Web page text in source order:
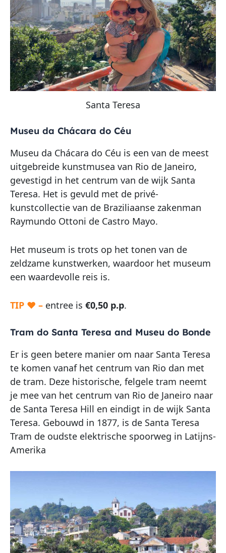
Santa Teresa
Museu da Chácara do Céu
Museu da Chácara do Céu is een van de meest
uitgebreide kunstmusea van Rio de Janeiro,
gevestigd in het centrum van de wijk Santa
Teresa. Het is gevuld met de privé-
kunstcollectie van de Braziliaanse zakenman
Raymundo Ottoni de Castro Mayo.
Het museum is trots op het tonen van de
zeldzame kunstwerken, waardoor het museum
een waardevolle reis is.
TIP ♥ – entree is €0,50 p.p.
Tram do Santa Teresa and Museu do Bonde
Er is geen betere manier om naar Santa Teresa
te komen vanaf het centrum van Rio dan met
de tram. Deze historische, felgele tram neemt
je mee van het centrum van Rio de Janeiro naar
de Santa Teresa Hill en eindigt in de wijk Santa
Teresa. Gebouwd in 1877, is de Santa Teresa
Tram de oudste elektrische spoorweg in Latijns-
Amerika